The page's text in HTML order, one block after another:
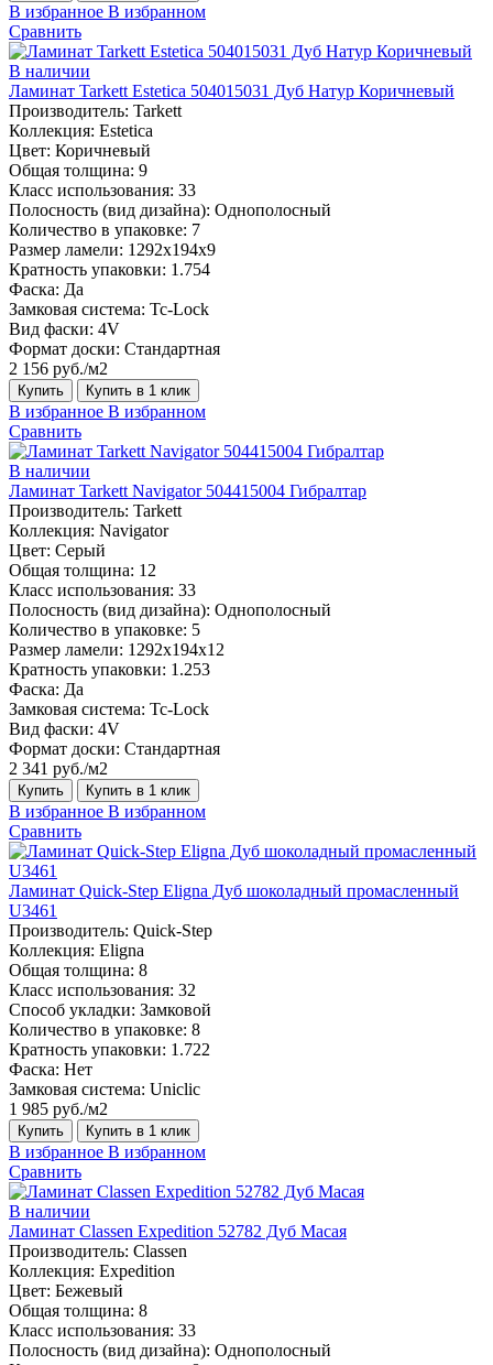
В избранное В избранном
Сравнить
В наличии
Ламинат Tarkett Estetica 504015031 Дуб Натур Коричневый
Производитель: Tarkett
Коллекция: Estetica
Цвет: Коричневый
Общая толщина: 9
Класс использования: 33
Полосность (вид дизайна): Однополосный
Количество в упаковке: 7
Размер ламели: 1292х194х9
Кратность упаковки: 1.754
Фаска: Да
Замковая система: Tc-Lock
Вид фаски: 4V
Формат доски: Стандартная
2 156 руб./м2
Купить Купить в 1 клик
В избранное В избранном
Сравнить
В наличии
Ламинат Tarkett Navigator 504415004 Гибралтар
Производитель: Tarkett
Коллекция: Navigator
Цвет: Серый
Общая толщина: 12
Класс использования: 33
Полосность (вид дизайна): Однополосный
Количество в упаковке: 5
Размер ламели: 1292х194х12
Кратность упаковки: 1.253
Фаска: Да
Замковая система: Tc-Lock
Вид фаски: 4V
Формат доски: Стандартная
2 341 руб./м2
Купить Купить в 1 клик
В избранное В избранном
Сравнить
Ламинат Quick-Step Eligna Дуб шоколадный промасленный
U3461
Производитель: Quick-Step
Коллекция: Eligna
Общая толщина: 8
Класс использования: 32
Способ укладки: Замковой
Количество в упаковке: 8
Кратность упаковки: 1.722
Фаска: Нет
Замковая система: Uniclic
1 985 руб./м2
Купить Купить в 1 клик
В избранное В избранном
Сравнить
В наличии
Ламинат Classen Expedition 52782 Дуб Масая
Производитель: Classen
Коллекция: Expedition
Цвет: Бежевый
Общая толщина: 8
Класс использования: 33
Полосность (вид дизайна): Однополосный